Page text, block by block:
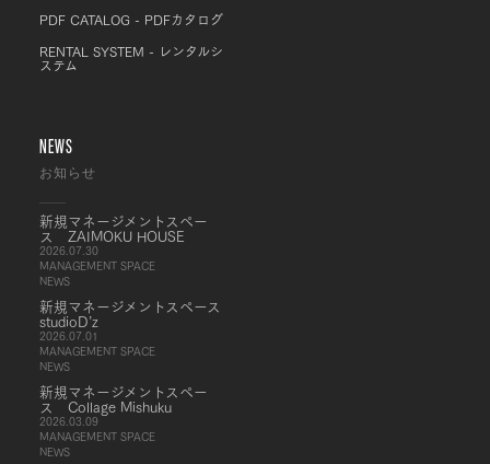
PDF CATALOG - PDFカタログ
RENTAL SYSTEM - レンタルシ
ステム
NEWS
お知らせ
新規マネージメントスペー
ス ZAIMOKU HOUSE
2026.07.30
MANAGEMENT SPACE
NEWS
新規マネージメントスペース
studioD’z
2026.07.01
MANAGEMENT SPACE
NEWS
新規マネージメントスペー
ス Collage Mishuku
2026.03.09
MANAGEMENT SPACE
NEWS